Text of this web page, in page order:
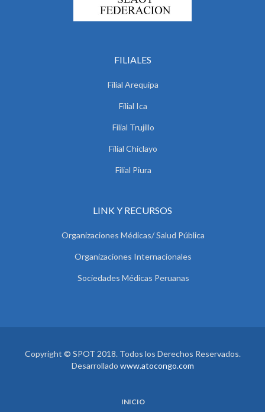
FILIALES
Filial Arequipa
Filial Ica
Filial Trujillo
Filial Chiclayo
Filial Piura
LINK Y RECURSOS
Organizaciones Médicas/ Salud Pública
Organizaciones Internacionales
Sociedades Médicas Peruanas
Copyright © SPOT 2018. Todos los Derechos Reservados.
Desarrollado www.atocongo.com
INICIO